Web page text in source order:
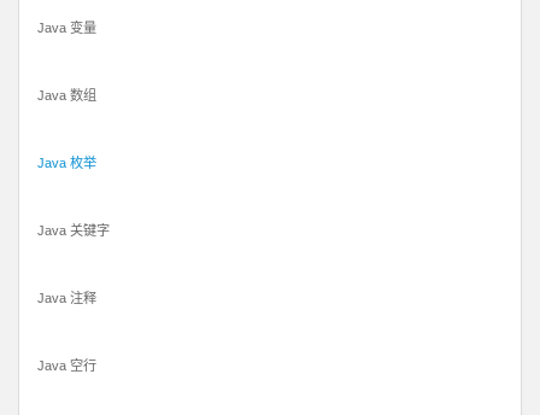
Java 变量
Java 数组
Java 枚举
Java 关键字
Java 注释
Java 空行